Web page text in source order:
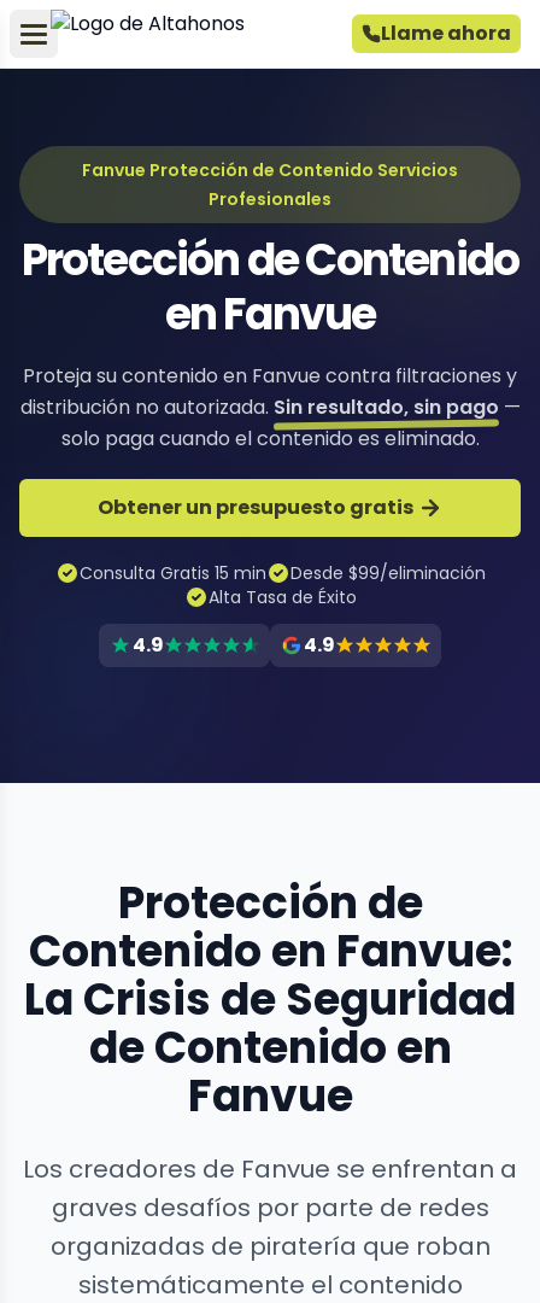
Llame ahora
Fanvue Protección de Contenido Servicios
Profesionales
Protección de Contenido
en Fanvue
Proteja su contenido en Fanvue contra filtraciones y
distribución no autorizada. Sin resultado, sin pago —
solo paga cuando el contenido es eliminado.
Obtener un presupuesto gratis
Consulta Gratis 15 min
Desde $99/eliminación
Alta Tasa de Éxito
4.9 4.9
Protección de
Contenido en Fanvue:
La Crisis de Seguridad
de Contenido en
Fanvue
Los creadores de Fanvue se enfrentan a
graves desafíos por parte de redes
organizadas de piratería que roban
sistemáticamente el contenido